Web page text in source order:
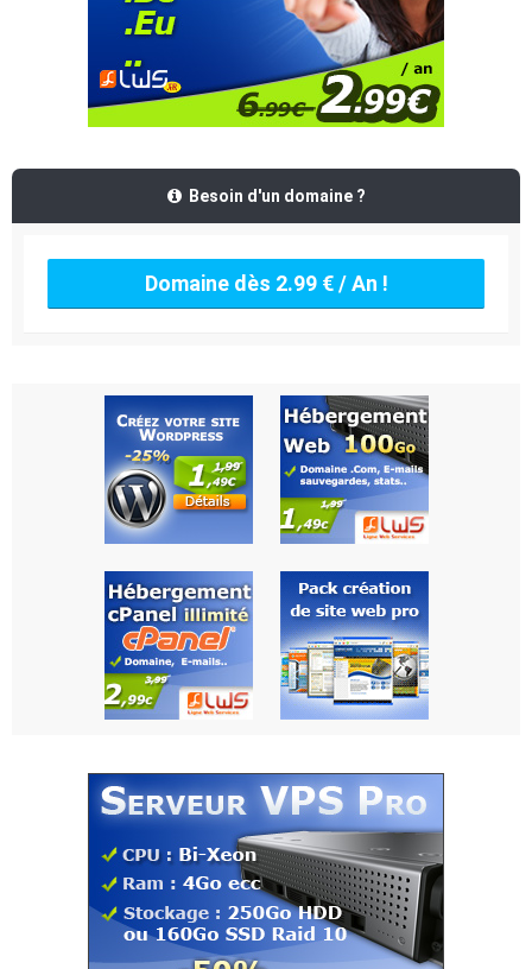
Besoin d'un domaine ?
Domaine dès 2.99 € / An !